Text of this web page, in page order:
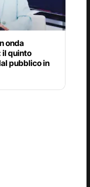
onda
il quinto
pubblico in